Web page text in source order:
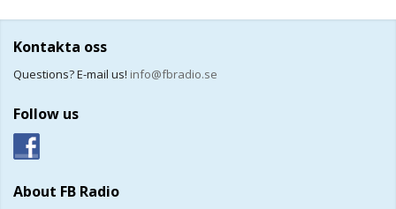
Kontakta oss
Questions? E-mail us! info@fbradio.se
Follow us
About FB Radio